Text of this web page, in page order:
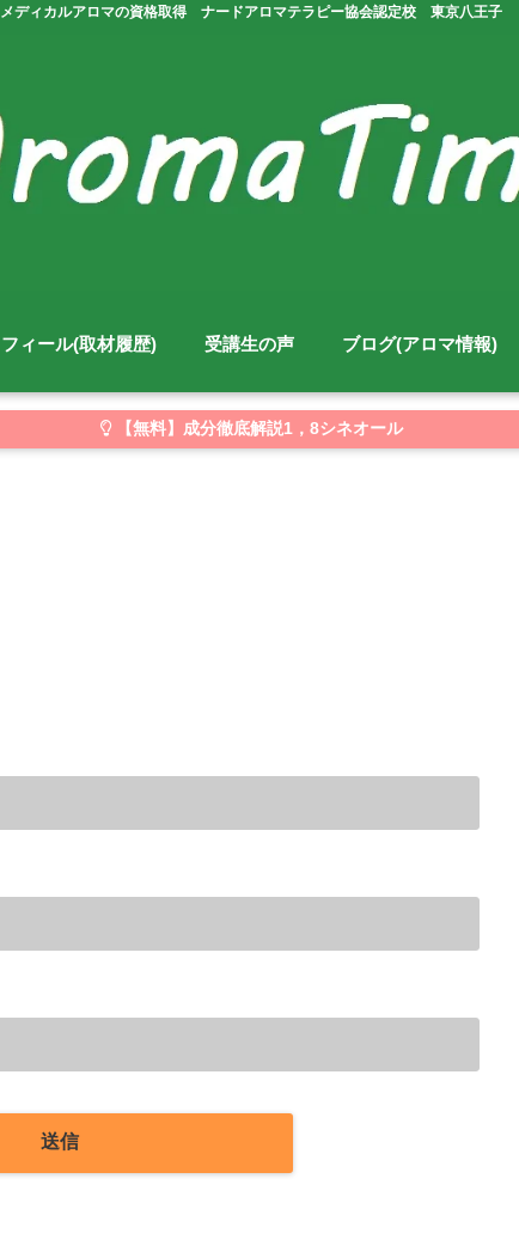
メディカルアロマの資格取得 ナードアロマテラピー協会認定校 東京八王子
ィール(取材履歴) 受講生の声 ブログ(アロマ情報)
【無料】成分徹底解説1，8シネオール